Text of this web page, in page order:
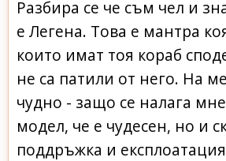
Разбира се че съм чел и
е Легена. Това е мантра
които имат тоя кораб
не са патили от него. На
чудно - защо се налага
модел, че е чудесен, но и
поддръжка и